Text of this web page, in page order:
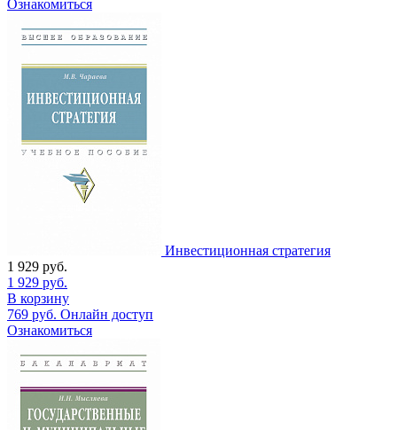
Ознакомиться
Инвестиционная стратегия
1 929 руб.
1 929 руб.
В корзину
769 руб. Онлайн доступ
Ознакомиться